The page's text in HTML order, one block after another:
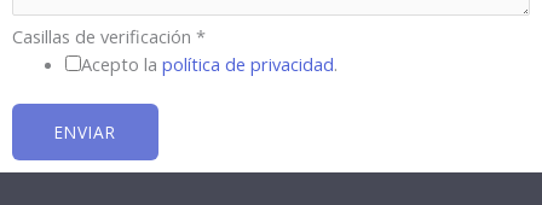
Casillas de verificación *
Acepto la política de privacidad.
ENVIAR